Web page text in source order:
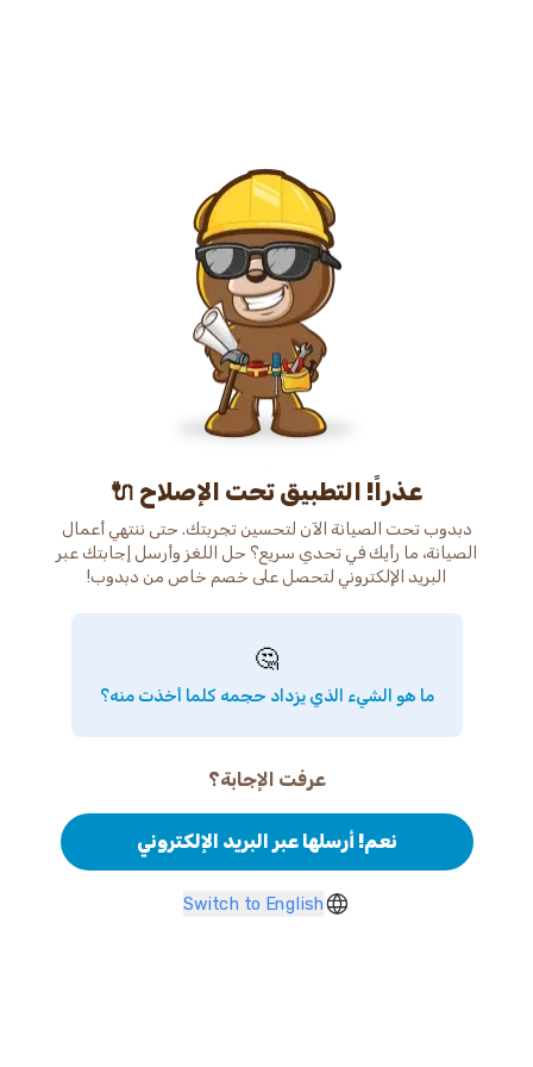
عذراً! التطبيق تحت الإصلاح 🔌
دبدوب تحت الصيانة الآن لتحسين تجربتك. حتى ننتهي أعمال
الصيانة، ما رأيك في تحدي سريع؟ حل اللغز وأرسل إجابتك عبر
البريد الإلكتروني لتحصل على خصم خاص من دبدوب!
🤔
ما هو الشيء الذي يزداد حجمه كلما أخذت منه؟
عرفت الإجابة؟
نعم! أرسلها عبر البريد الإلكتروني
Switch to English